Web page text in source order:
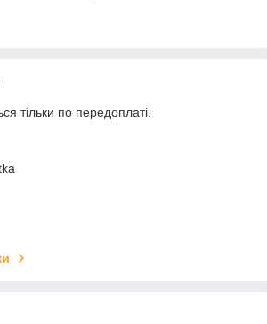
тільки по передоплаті.